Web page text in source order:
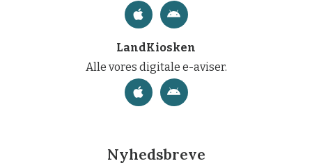
LandKiosken
Alle vores digitale e-aviser.
Nyhedsbreve